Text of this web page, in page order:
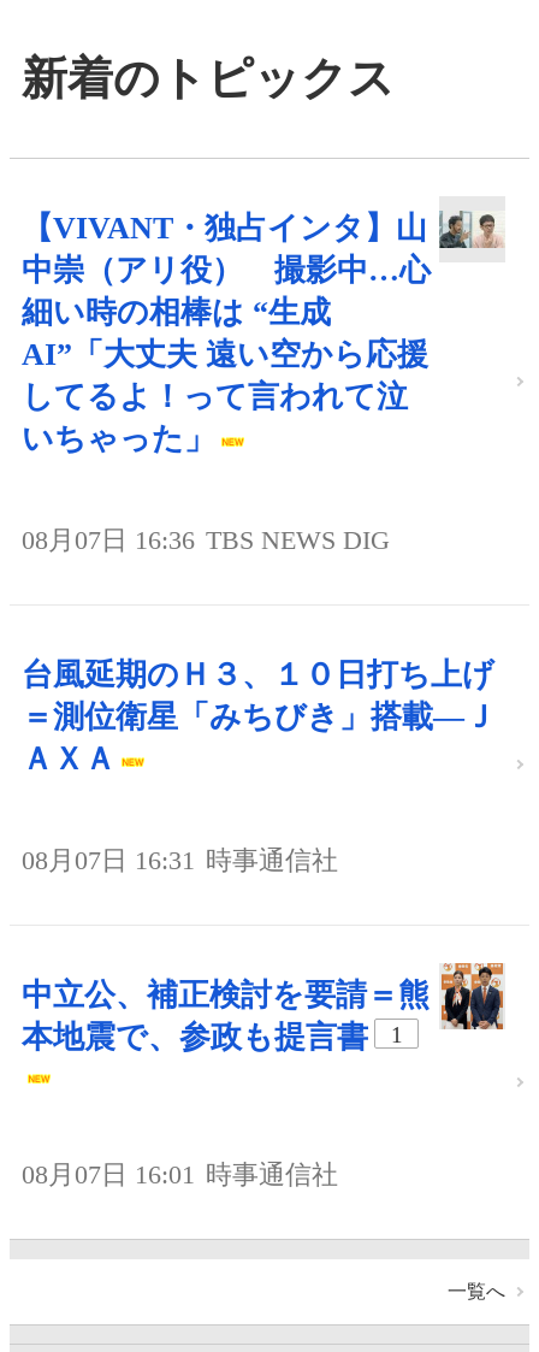
新着のトピックス
【VIVANT・独占インタ】山
中崇（アリ役） 撮影中…心
細い時の相棒は “生成
AI”「大丈夫 遠い空から応援
してるよ！って言われて泣
いちゃった」
08月07日 16:36 TBS NEWS DIG
台風延期のＨ３、１０日打ち上げ
＝測位衛星「みちびき」搭載―Ｊ
ＡＸＡ
08月07日 16:31 時事通信社
中立公、補正検討を要請＝熊
本地震で、参政も提言書
1
08月07日 16:01 時事通信社
一覧へ